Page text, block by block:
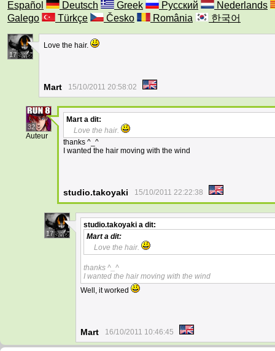
Español Deutsch Greek Русский
Nederlands
Galego
Türkçe Česko România 한국어
17
Love the hair.
Mart 15/10/2011 20:58:02
32
Auteur
Mart a dit:
Love the hair.
thanks ^_^
I wanted the hair moving with the wind
studio.takoyaki 15/10/2011 22:22:38
17
studio.takoyaki a dit:
Marta dit:
Love the hair.
thanks ^_^
I wanted the hair moving with the wind
Well, it worked
Mart 16/10/2011 10:46:45